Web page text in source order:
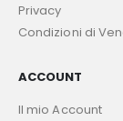
Privacy
Condizioni di
ACCOUNT
Il mio Account